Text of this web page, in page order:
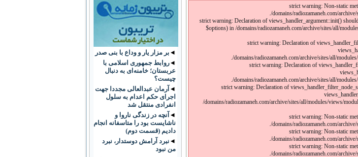
strict warning: Non-static
/domains/radiozamaneh.com/
strict warning: Declaration of views_handler_argument::init()
$options) in /domains/radiozamaneh.com/archive/sites/all/
strict warning: Declaration of
/domains/radiozamaneh.com/archive/sites/all/
strict warning: Declaration of
/domains/radiozamaneh.com/archive/sites/all/
strict warning: Declaration of
/domains/radiozamaneh.com/archive/sites/all/modules/views/
strict warning: Non-static
/domains/radiozamaneh.com/
strict warning: Non-static
/domains/radiozamaneh.com/
strict warning: Non-static
/domains/radiozamaneh.com/
◄ بر مزار یار و وداع با بنی صدر
◄ روابط جمهوری اسلامی با
عربستان؛ خامنه‌ای به دنبال
چیست؟
◄ آرمان عبدالعالی مجددا جهت
اجرای حکم اعدام به سلول
انفرادی منتقل شد
◄ آنچه در زندگی ناروا و
ناشایست بود را متاسفانه انجام
دادیم (قسمت دوم)
◄ نبرد آرامش دوستدار، نبرد
من نبود